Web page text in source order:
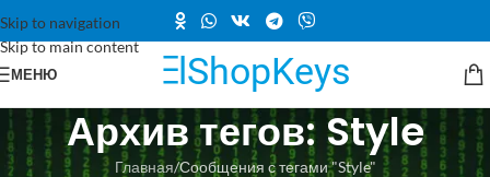
Skip to navigation
Skip to main content
МЕНЮ
Архив тегов: Style
Главная Сообщения с тегами "Style"